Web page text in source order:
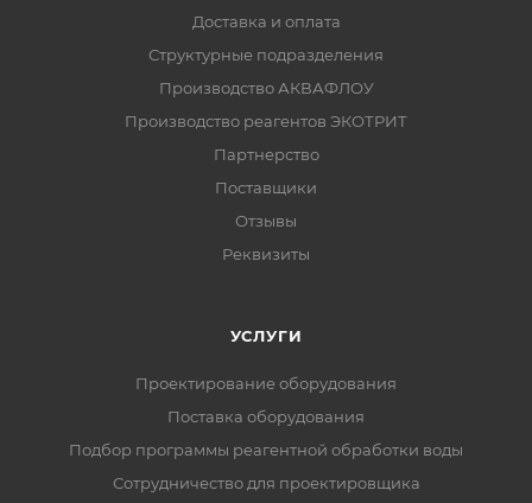
Доставка и оплата
Структурные подразделения
Производство АКВАФЛОУ
Производство реагентов ЭКОТРИТ
Партнерство
Поставщики
Отзывы
Реквизиты
УСЛУГИ
Проектирование оборудования
Поставка оборудования
Подбор программы реагентной обработки воды
Сотрудничество для проектировщика